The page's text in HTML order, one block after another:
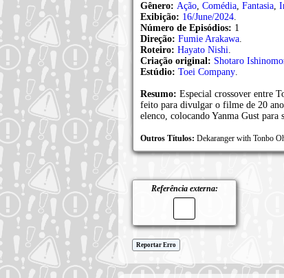
Gênero: Ação, Comédia, Fantasia,
Exibição: 16/June/2024.
Número de Episódios: 1
Direção: Fumie Arakawa.
Roteiro: Hayato Nishi.
Criação original: Shotaro
Estúdio: Toei Company.
Resumo: Especial crossover entre
feito para divulgar o filme de 20
elenco, colocando Yanma Gust
Outros Títulos: Dekaranger with Tonbo
Referência externa:
Reportar Erro